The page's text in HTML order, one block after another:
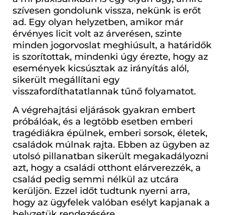
szívesen gondolunk vissza, nekünk is erőt
ad. Egy olyan helyzetben, amikor már
érvényes licit volt az árverésen, szinte
minden jogorvoslat meghiúsult, a határidők
is szorítottak, mindenki úgy érezte, hogy az
események kicsúsztak az irányítás alól,
sikerült megállítani egy
visszafordíthatatlannak tűnő folyamatot.
A végrehajtási eljárások gyakran embert
próbálóak, és a legtöbb esetben emberi
tragédiákra épülnek, emberi sorsok, életek,
családok múlnak rajta. Ebben az ügyben az
utolsó pillanatban sikerült megakadályozni
azt, hogy a családi otthont elárverezzék, a
család pedig semmi nélkül az utcára
kerüljön. Ezzel időt tudtunk nyerni arra,
hogy az ügyfelek valóban esélyt kapjanak a